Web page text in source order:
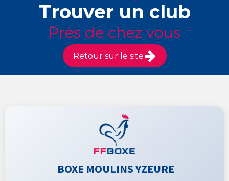
Trouver un club
Près de chez vous
Retour sur le site
BOXE MOULINS YZEURE